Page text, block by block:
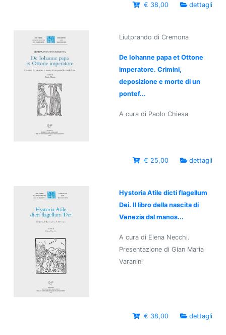
€ 38,00 dettagli
Liutprando di Cremona
De Iohanne papa et Ottone
imperatore. Crimini,
deposizione e morte di un
pontef...
A cura di Paolo Chiesa
€ 25,00 dettagli
Hystoria Atile dicti flagellum
Dei. Il libro della nascita di
Venezia dal manos...
A cura di Elena Necchi.
Presentazione di Gian Maria
Varanini
€ 38,00 dettagli